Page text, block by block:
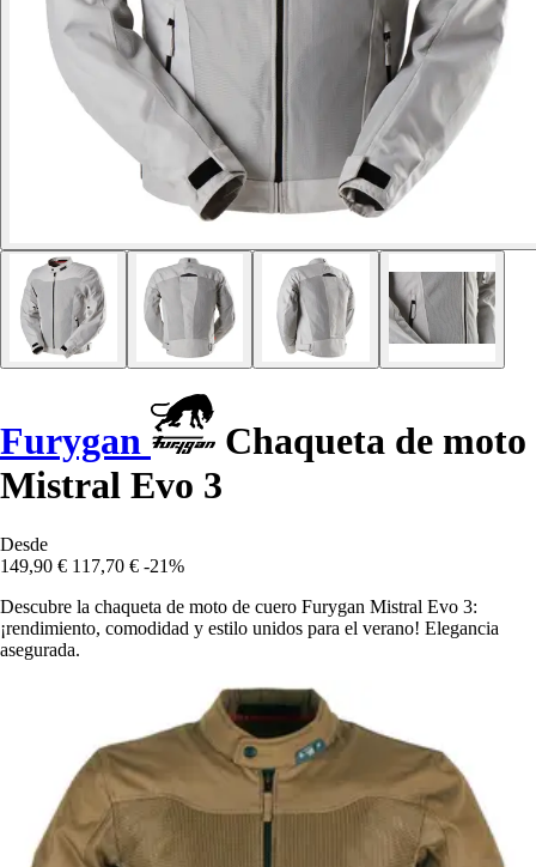
Furygan
Chaqueta de moto
Mistral Evo 3
Desde
149,90 € 117,70 € -21%
Descubre la chaqueta de moto de cuero Furygan Mistral Evo 3:
¡rendimiento, comodidad y estilo unidos para el verano! Elegancia
asegurada.